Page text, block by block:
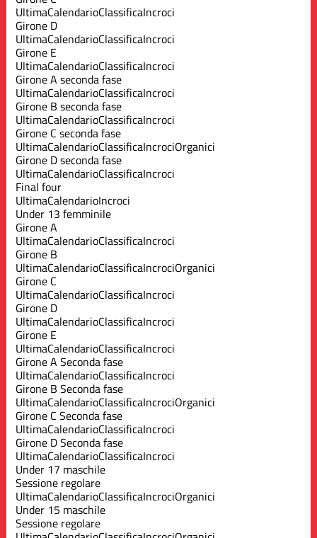
UltimaCalendarioClassificaIncroci
Girone D
UltimaCalendarioClassificaIncroci
Girone E
UltimaCalendarioClassificaIncroci
Girone A seconda fase
UltimaCalendarioClassificaIncroci
Girone B seconda fase
UltimaCalendarioClassificaIncroci
Girone C seconda fase
UltimaCalendarioClassificaIncrociOrganici
Girone D seconda fase
UltimaCalendarioClassificaIncroci
Final four
UltimaCalendarioIncroci
Under 13 femminile
Girone A
UltimaCalendarioClassificaIncroci
Girone B
UltimaCalendarioClassificaIncrociOrganici
Girone C
UltimaCalendarioClassificaIncroci
Girone D
UltimaCalendarioClassificaIncroci
Girone E
UltimaCalendarioClassificaIncroci
Girone A Seconda fase
UltimaCalendarioClassificaIncroci
Girone B Seconda fase
UltimaCalendarioClassificaIncrociOrganici
Girone C Seconda fase
UltimaCalendarioClassificaIncroci
Girone D Seconda fase
UltimaCalendarioClassificaIncroci
Under 17 maschile
Sessione regolare
UltimaCalendarioClassificaIncrociOrganici
Under 15 maschile
Sessione regolare